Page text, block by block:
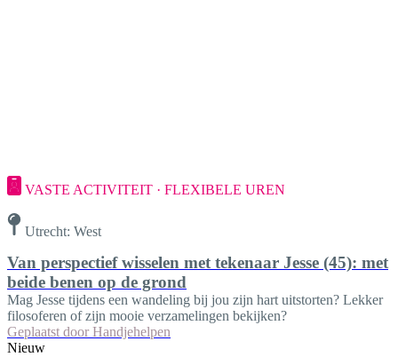
VASTE ACTIVITEIT · FLEXIBELE UREN
Utrecht: West
Van perspectief wisselen met tekenaar Jesse (45): met
beide benen op de grond
Mag Jesse tijdens een wandeling bij jou zijn hart uitstorten? Lekker
filosoferen of zijn mooie verzamelingen bekijken?
Geplaatst door Handjehelpen
Nieuw